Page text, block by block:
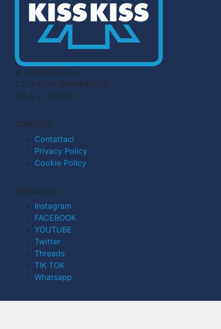
© CN MEDIA S.r.l.
C.F. e P.IVA 04998911210
R.E.A. n. 727803
CONTATTI
Contattaci
Privacy Policy
Cookie Policy
SEGUICI SU
Instagram
FACEBOOK
YOUTUBE
Twitter
Threads
TIK TOK
Whatsapp